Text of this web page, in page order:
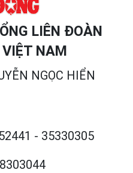
LIÊN ĐOÀN
NAM
NGỌC HIỂN
- 35330305